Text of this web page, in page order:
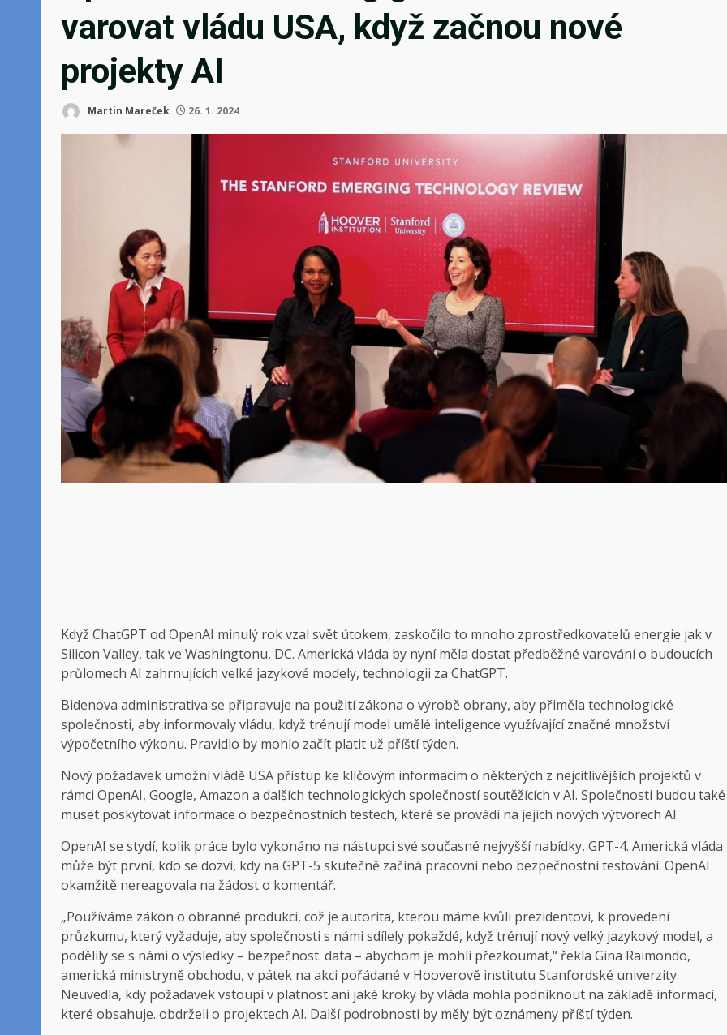
varovat vládu USA, když začnou nové
projekty AI
Martin Mareček 26. 1. 2024
Když ChatGPT od OpenAI minulý rok vzal svět útokem, zaskočilo to mnoho zprostředkovatelů energie jak v
Silicon Valley, tak ve Washingtonu, DC. Americká vláda by nyní měla dostat předběžné varování o budoucích
průlomech AI zahrnujících velké jazykové modely, technologii za ChatGPT.
Bidenova administrativa se připravuje na použití zákona o výrobě obrany, aby přiměla technologické
společnosti, aby informovaly vládu, když trénují model umělé inteligence využívající značné množství
výpočetního výkonu. Pravidlo by mohlo začít platit už příští týden.
Nový požadavek umožní vládě USA přístup ke klíčovým informacím o některých z nejcitlivějších projektů v
rámci OpenAI, Google, Amazon a dalších technologických společností soutěžících v AI. Společnosti budou také
muset poskytovat informace o bezpečnostních testech, které se provádí na jejich nových výtvorech AI.
OpenAI se stydí, kolik práce bylo vykonáno na nástupci své současné nejvyšší nabídky, GPT-4. Americká vláda
může být první, kdo se dozví, kdy na GPT-5 skutečně začíná pracovní nebo bezpečnostní testování. OpenAI
okamžitě nereagovala na žádost o komentář.
„Používáme zákon o obranné produkci, což je autorita, kterou máme kvůli prezidentovi, k provedení
průzkumu, který vyžaduje, aby společnosti s námi sdílely pokaždé, když trénují nový velký jazykový model, a
podělily se s námi o výsledky – bezpečnost. data – abychom je mohli přezkoumat,“ řekla Gina Raimondo,
americká ministryně obchodu, v pátek na akci pořádané v Hooverově institutu Stanfordské univerzity.
Neuvedla, kdy požadavek vstoupí v platnost ani jaké kroky by vláda mohla podniknout na základě informací,
které obsahuje. obdrželi o projektech AI. Další podrobnosti by měly být oznámeny příští týden.